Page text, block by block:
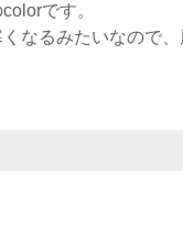
です。
なるみたいなので